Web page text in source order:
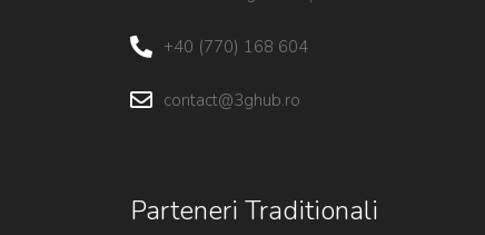
+40 (770) 168 604
contact@3ghub.ro
Parteneri Traditionali